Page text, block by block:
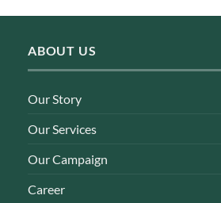
ABOUT US
Our Story
Our Services
Our Campaign
Career